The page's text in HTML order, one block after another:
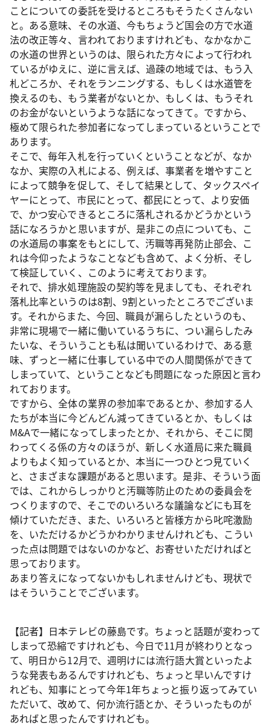
ことについての委託を受けるところもそうたくさんない
と。ある意味、その水道、今もちょうど国会の方で水道
法の改正等々、言われておりますけれども、なかなかこ
の水道の世界というのは、限られた方々によって行われ
ているがゆえに、逆に言えば、過疎の地域では、もう入
札どころか、それをランニングする、もしくは水道管を
換えるのも、もう業者がないとか、もしくは、もうそれ
のお金がないというような話になってきて。ですから、
極めて限られた参加者になってしまっているということで
あります。
そこで、毎年入札を行っていくということなどが、なか
なか、実際の入札による、例えば、事業者を増やすこと
によって競争を促して、そして結果として、タックスペイ
ヤーにとって、市民にとって、都民にとって、より安価
で、かつ安心できるところに落札されるかどうかという
話になろうかと思いますが、是非この点についても、こ
の水道局の事案をもとにして、汚職等再発防止部会、こ
れは今仰ったようなことなども含めて、よく分析、そし
て検証していく、このように考えております。
それで、排水処理施設の契約等を見ましても、それぞれ
落札比率というのは8割、9割といったところでございま
す。それからまた、今回、職員が漏らしたというのも、
非常に現場で一緒に働いているうちに、つい漏らしたみ
たいな、そういうことも私は聞いているわけで、ある意
味、ずっと一緒に仕事している中での人間関係ができて
しまっていて、ということなども問題になった原因と言わ
れております。
ですから、全体の業界の参加率であるとか、参加する人
たちが本当に今どんどん減ってきているとか、もしくは
M&Aで一緒になってしまったとか、それから、そこに関
わってくる係の方々のほうが、新しく水道局に来た職員
よりもよく知っているとか、本当に一つひとつ見ていく
と、さまざまな課題があると思います。是非、そういう面
では、これからしっかりと汚職等防止のための委員会を
つくりますので、そこでのいろいろな議論などにも耳を
傾けていただき、また、いろいろと皆様方から叱咤激励
を、いただけるかどうかわかりませんけれども、こうい
った点は問題ではないのかなど、お寄せいただければと
思っております。
あまり答えになってないかもしれませんけども、現状で
はそういうことでございます。
【記者】日本テレビの藤島です。ちょっと話題が変わって
しまって恐縮ですけれども、今日で11月が終わりとなっ
て、明日から12月で、週明けには流行語大賞といったよ
うな発表もあるんですけれども、ちょっと早いんですけ
れども、知事にとって今年1年ちょっと振り返ってみてい
ただいて、改めて、何か流行語とか、そういったものが
あればと思ったんですけれども。